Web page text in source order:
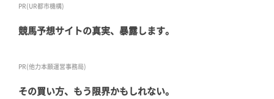
PR(UR都市機構)
競馬予想サイトの真実、暴露します。
PR(他力本願運営事務局)
その買い方、もう限界かもしれない。